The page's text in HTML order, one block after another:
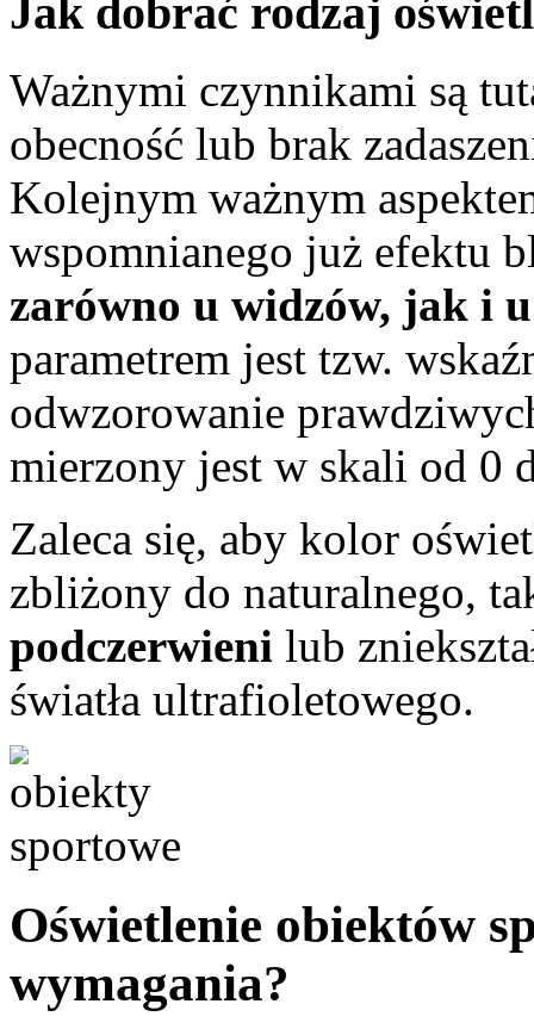
Jak dobrać rodzaj
Ważnymi czynnikami są
obecność lub brak
Kolejnym ważnym
wspomnianego już efektu
zarówno u widzów, jak i
parametrem jest tzw.
odwzorowanie
mierzony jest w skali od 0
Zaleca się, aby kolor
zbliżony do naturalnego,
podczerwieni lub
światła ultrafioletowego.
Oświetlenie obiektów
wymagania?